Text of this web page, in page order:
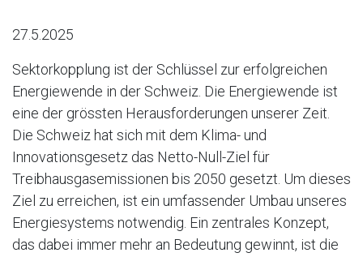
27.5.2025
Sektorkopplung ist der Schlüssel zur erfolgreichen
Energiewende in der Schweiz. Die Energiewende ist
eine der grössten Herausforderungen unserer Zeit.
Die Schweiz hat sich mit dem Klima- und
Innovationsgesetz das Netto-Null-Ziel für
Treibhausgasemissionen bis 2050 gesetzt. Um dieses
Ziel zu erreichen, ist ein umfassender Umbau unseres
Energiesystems notwendig. Ein zentrales Konzept,
das dabei immer mehr an Bedeutung gewinnt, ist die